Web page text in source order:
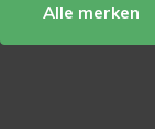
Alle merken